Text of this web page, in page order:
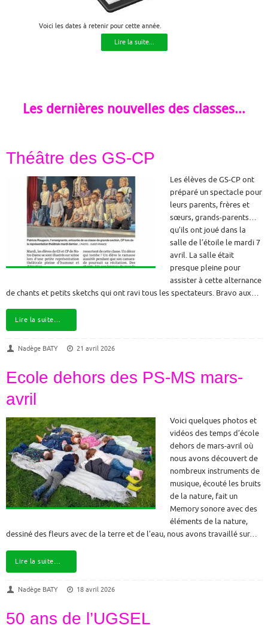
Voici les dates à retenir pour cette année.
Lire la suite...
Les dernières nouvelles des classes...
Théâtre des GS-CP
Les élèves de GS-CP ont
préparé un spectacle pour
leurs parents, frères et
sœurs, grands-parents…
qu’ils ont joué dans la
salle de l’étoile le mardi 7
avril. La salle était
presque pleine pour
assister à cette alternance
de chants et petits sketchs qui ont ravi tous les spectateurs. Bravo aux…
Lire la suite…
Nadège BATY 21 avril 2026
Ecole dehors des PS-MS mars-
avril
Voici quelques photos et
vidéos des temps d’école
dehors de mars-avril où
nous avons découvert de
nombreux instruments de
musique, écouté les bruits
de la nature, fait un
Memory sonore avec des
éléments de la nature,
dessiné des fleurs avec de la terre et de l’eau, nous avons travaillé sur…
Lire la suite…
Nadège BATY 18 avril 2026
50 ans de l’UGSEL